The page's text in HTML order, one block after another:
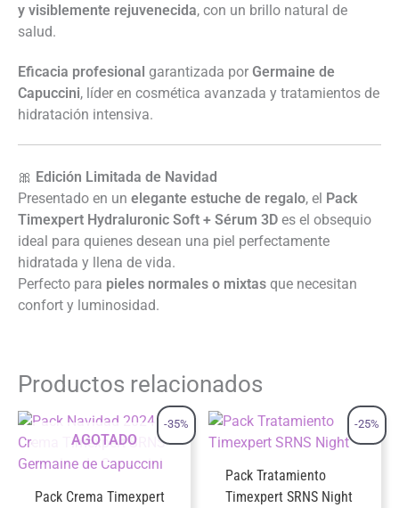
y visiblemente rejuvenecida, con un brillo natural de
salud.
Eficacia profesional garantizada por Germaine de
Capuccini, líder en cosmética avanzada y tratamientos de
hidratación intensiva.
🎀 Edición Limitada de Navidad
Presentado en un elegante estuche de regalo, el Pack
Timexpert Hydraluronic Soft + Sérum 3D es el obsequio
ideal para quienes desean una piel perfectamente
hidratada y llena de vida.
Perfecto para pieles normales o mixtas que necesitan
confort y luminosidad.
Productos relacionados
-35%
AGOTADO
Pack Crema Timexpert
-25%
Pack Tratamiento
Timexpert SRNS Night